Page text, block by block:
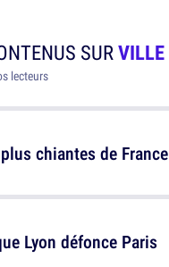
SURVILLE
lecteurs
chiantes de France
Lyon défonce Paris